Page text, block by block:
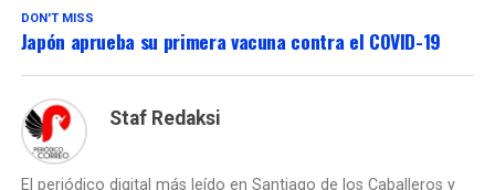
DON'T MISS
Japón aprueba su primera vacuna contra el COVID-19
Staf Redaksi
El periódico digital más leído en Santiago de los Caballeros y